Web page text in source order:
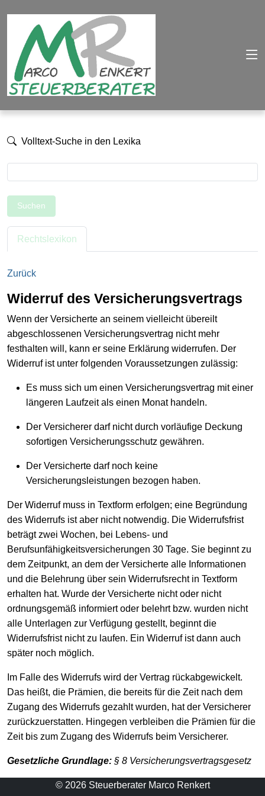
Volltext-Suche in den Lexika
Suchen
Rechtslexikon
Zurück
Widerruf des Versicherungsvertrags
Wenn der Versicherte an seinem vielleicht übereilt
abgeschlossenen Versicherungsvertrag nicht mehr
festhalten will, kann er seine Erklärung widerrufen. Der
Widerruf ist unter folgenden Voraussetzungen zulässig:
Es muss sich um einen Versicherungsvertrag mit einer
längeren Laufzeit als einen Monat handeln.
Der Versicherer darf nicht durch vorläufige Deckung
sofortigen Versicherungsschutz gewähren.
Der Versicherte darf noch keine
Versicherungsleistungen bezogen haben.
Der Widerruf muss in Textform erfolgen; eine Begründung
des Widerrufs ist aber nicht notwendig. Die Widerrufsfrist
beträgt zwei Wochen, bei Lebens- und
Berufsunfähigkeitsversicherungen 30 Tage. Sie beginnt zu
dem Zeitpunkt, an dem der Versicherte alle Informationen
und die Belehrung über sein Widerrufsrecht in Textform
erhalten hat. Wurde der Versicherte nicht oder nicht
ordnungsgemäß informiert oder belehrt bzw. wurden nicht
alle Unterlagen zur Verfügung gestellt, beginnt die
Widerrufsfrist nicht zu laufen. Ein Widerruf ist dann auch
später noch möglich.
Im Falle des Widerrufs wird der Vertrag rückabgewickelt.
Das heißt, die Prämien, die bereits für die Zeit nach dem
Zugang des Widerrufs gezahlt wurden, hat der Versicherer
zurückzuerstatten. Hingegen verbleiben die Prämien für die
Zeit bis zum Zugang des Widerrufs beim Versicherer.
Gesetzliche Grundlage: § 8 Versicherungsvertragsgesetz
© 2026 Steuerberater Marco Renkert